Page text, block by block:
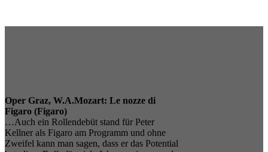
Oper Graz, W.A.Mozart: Le nozze di
Figaro (Figaro)
…Auch ein Rollendebüt stand für Peter
Kellner als Figaro am Programm und ohne
Zweifel kann man sagen, dass er das Potential